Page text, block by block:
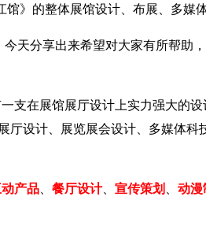
的整体展馆设计、布展、多媒
分享出来希望对大家有所帮助
在展馆展厅设计上实力强大的
设计、展览展会设计、多媒体
产品、 餐厅设计、 宣传策划 动漫